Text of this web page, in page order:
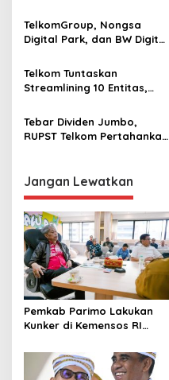
p
o
s
TelkomGroup, Nongsa
Digital Park, dan BW Digital
Indonesia melalui Sistem
Kabel Laut NCC
Telkom Tuntaskan
Streamlining 10 Entitas,
Menuju Strategic Holding
Tebar Dividen Jumbo,
RUPST Telkom Pertahankan
Jangan Lewatkan
Pemkab Parimo Lakukan
Kunker di Kemensos RI
Parimo